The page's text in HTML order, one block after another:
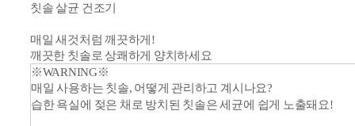
칫솔 살균 건조기
매일 새것처럼 깨끗하게!
깨끗한 칫솔로 상쾌하게 양치하세요
※WARNING※
매일 사용하는 칫솔, 어떻게 관리하고 계시나요?
습한 욕실에 젖은 채로 방치된 칫솔은 세균에 쉽게 노출돼요!